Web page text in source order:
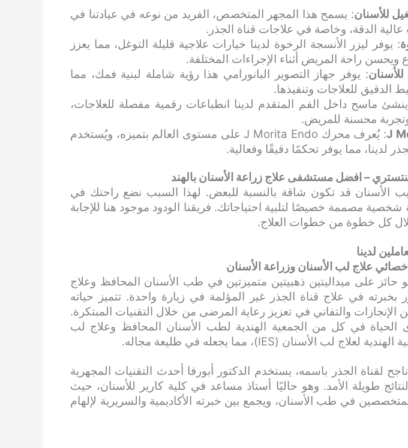
للأسنان: يسمح هذا المجهر المتخصص، الفريد من نوعه في عيادتنا في
عالية الدقة، وخاصة في علاجات قناة الجذر.
: يوفر ليزر الأنسجة الرخوة لدينا خيارات علاجية قليلة التوغل، مما يعزز
راحة المريض أثناء الإجراءات المختلفة.
للأسنان: يوفر جهاز التصوير البانورامي هذا رؤية شاملة لبنية فمك، مما
الدقيق للعلاجات وتنفيذها.
ماسح داخل الفم المتقدم لدينا انطباعات رقمية مفصلة للعلاجات،
محسنة للمريض.
: يُعرف محرك J Morita Endo على مستوى العالم بتميزه، ويُستخدم
لدينا، مما يوفر تحكمًا دقيقًا وفعالية.
– افضل مستشفى علاج زراعة الأسنان بالهند
الأسنان قد تكون شاقة بالنسبة للبعض. لهذا السبب نضع راحتك في
شخصية مصممة خصيصًا لتلبية احتياجاتك. فريقنا الودود موجود هنا للإجابة
كل خطوة من خطوات العلاج.
لدينا
أخصائي علاج لب الأسنان وزراعة الأسنان
هو حائز على ميداليتين ذهبيتين متميزتين في طب الأسنان المحافظ وعلاج
في علاج قناة الجذر غير المؤلمة في زيارة واحدة. تتميز حياته
الإنجازات والتفاني في تعزيز رعاية المرضى من خلال التقنيات المبتكرة.
الحياة في كل من الجمعية الهندية لطب الأسنان المحافظ وعلاج لب
من 5000 علاج ناجح لقناة الجذر باسمه، يستخدم الدكتور أبورفا أحدث التقنيات المجهرية
طويلة الأمد. وهو حاليًا أستاذ مساعد في كلية كارير للأسنان، حيث
في طب الأسنان، ويجمع بين خبرته الأكاديمية والسريرية لإلهام